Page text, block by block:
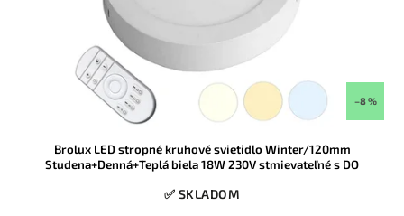
–8 %
Brolux LED stropné kruhové svietidlo Winter/120mm
Studena+Denná+Teplá biela 18W 230V stmievateľné s DO
✅ SKLADOM